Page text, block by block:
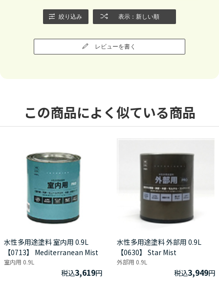
絞り込み 表示：新しい順
レビューを書く
この商品によく似ている商品
水性多用途塗料 室内用 0.9L
【0713】 Mediterranean Mist
室内用 0.9L
税込3,619円
水性多用途塗料 外部用 0.9L
【0630】 Star Mist
外部用 0.9L
税込3,949円